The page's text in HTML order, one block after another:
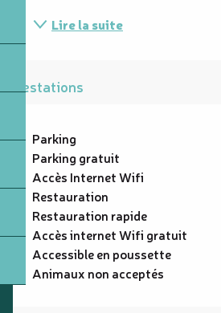
Lire la suite
Prestations
Parking
Parking gratuit
Accès Internet Wifi
Restauration
Restauration rapide
Accès internet Wifi gratuit
Accessible en poussette
Animaux non acceptés